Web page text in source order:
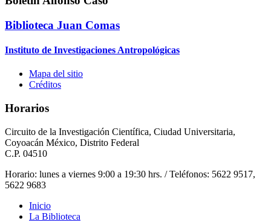
Biblioteca Juan Comas
Instituto de Investigaciones Antropológicas
Mapa del sitio
Créditos
Horarios
Circuito de la Investigación Científica, Ciudad Universitaria,
Coyoacán México, Distrito Federal
C.P. 04510
Horario: lunes a viernes 9:00 a 19:30 hrs. / Teléfonos: 5622 9517,
5622 9683
Inicio
La Biblioteca